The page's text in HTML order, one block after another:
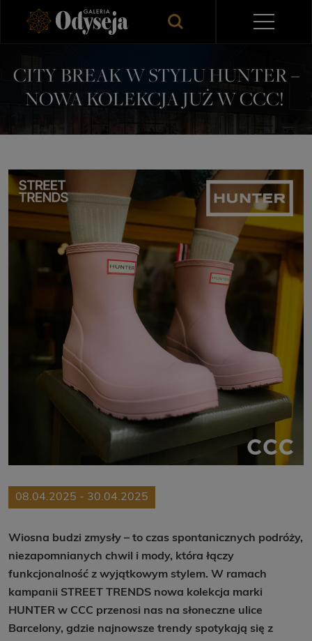
CITY BREAK W STYLU HUNTER –
NOWA KOLEKCJA JUŻ W CCC!
08.04.2025 - 30.04.2025
Wiosna budzi zmysły – to czas spontanicznych podróży,
niezapomnianych chwil i mody, która łączy
funkcjonalność z wyjątkowym stylem. W ramach
kampanii STREET TRENDS nowa kolekcja marki
HUNTER w CCC przenosi nas na słoneczne ulice
Barcelony, gdzie najnowsze trendy spotykają się z